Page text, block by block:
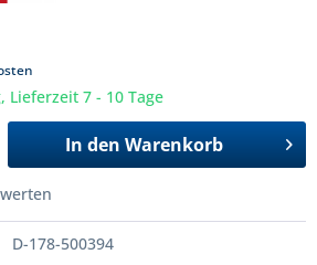
7 - 10 Tage
In den Warenkorb
D-178-500394